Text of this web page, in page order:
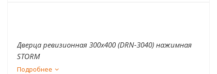
Дверца ревизионная 300x400 (DRN-3040) нажимная
STORM
Подробнее